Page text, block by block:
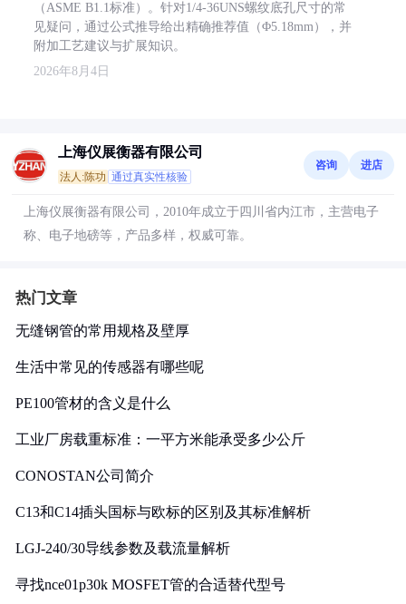
（ASME B1.1标准）。针对1/4-36UNS螺纹底孔尺寸的常
见疑问，通过公式推导给出精确推荐值（Φ5.18mm），并
附加工艺建议与扩展知识。
2026年8月4日
上海仪展衡器有限公司
法人:陈功 通过真实性核验
咨询 进店
上海仪展衡器有限公司，2010年成立于四川省内江市，主营电子
称、电子地磅等，产品多样，权威可靠。
热门文章
无缝钢管的常用规格及壁厚
生活中常见的传感器有哪些呢
PE100管材的含义是什么
工业厂房载重标准：一平方米能承受多少公斤
CONOSTAN公司简介
C13和C14插头国标与欧标的区别及其标准解析
LGJ-240/30导线参数及载流量解析
寻找nce01p30k MOSFET管的合适替代型号